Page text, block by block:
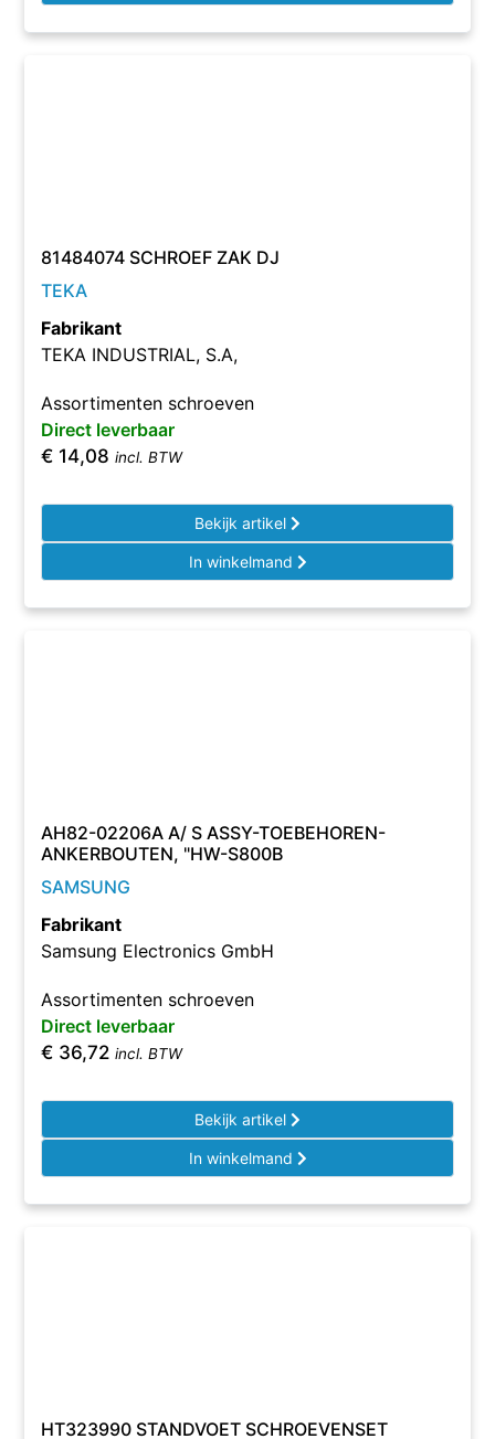
81484074 SCHROEF ZAK DJ
TEKA
Fabrikant
TEKA INDUSTRIAL, S.A,
Assortimenten schroeven
Direct leverbaar
€ 14,08 incl. BTW
Bekijk artikel
In winkelmand
AH82-02206A A/ S ASSY-TOEBEHOREN-
ANKERBOUTEN, "HW-S800B
SAMSUNG
Fabrikant
Samsung Electronics GmbH
Assortimenten schroeven
Direct leverbaar
€ 36,72 incl. BTW
Bekijk artikel
In winkelmand
HT323990 STANDVOET SCHROEVENSET